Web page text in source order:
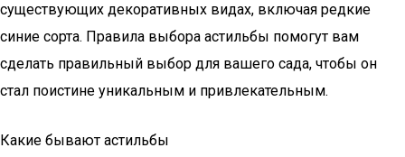
существующих декоративных видах, включая редкие
синие сорта. Правила выбора астильбы помогут вам
сделать правильный выбор для вашего сада, чтобы он
стал поистине уникальным и привлекательным.
Какие бывают астильбы